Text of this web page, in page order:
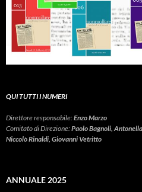
QUI TUTTI I NUMERI
Direttore responsabile:Enzo Marzo
Comitato di Direzione:Paolo Bagnoli,
Niccolò Rinaldi, Giovanni Vetritto
ANNUALE 2025